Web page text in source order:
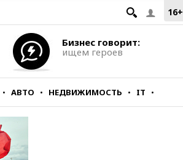
16+
Бизнес говорит:
ищем героев
АВТО НЕДВИЖИМОСТЬ IT